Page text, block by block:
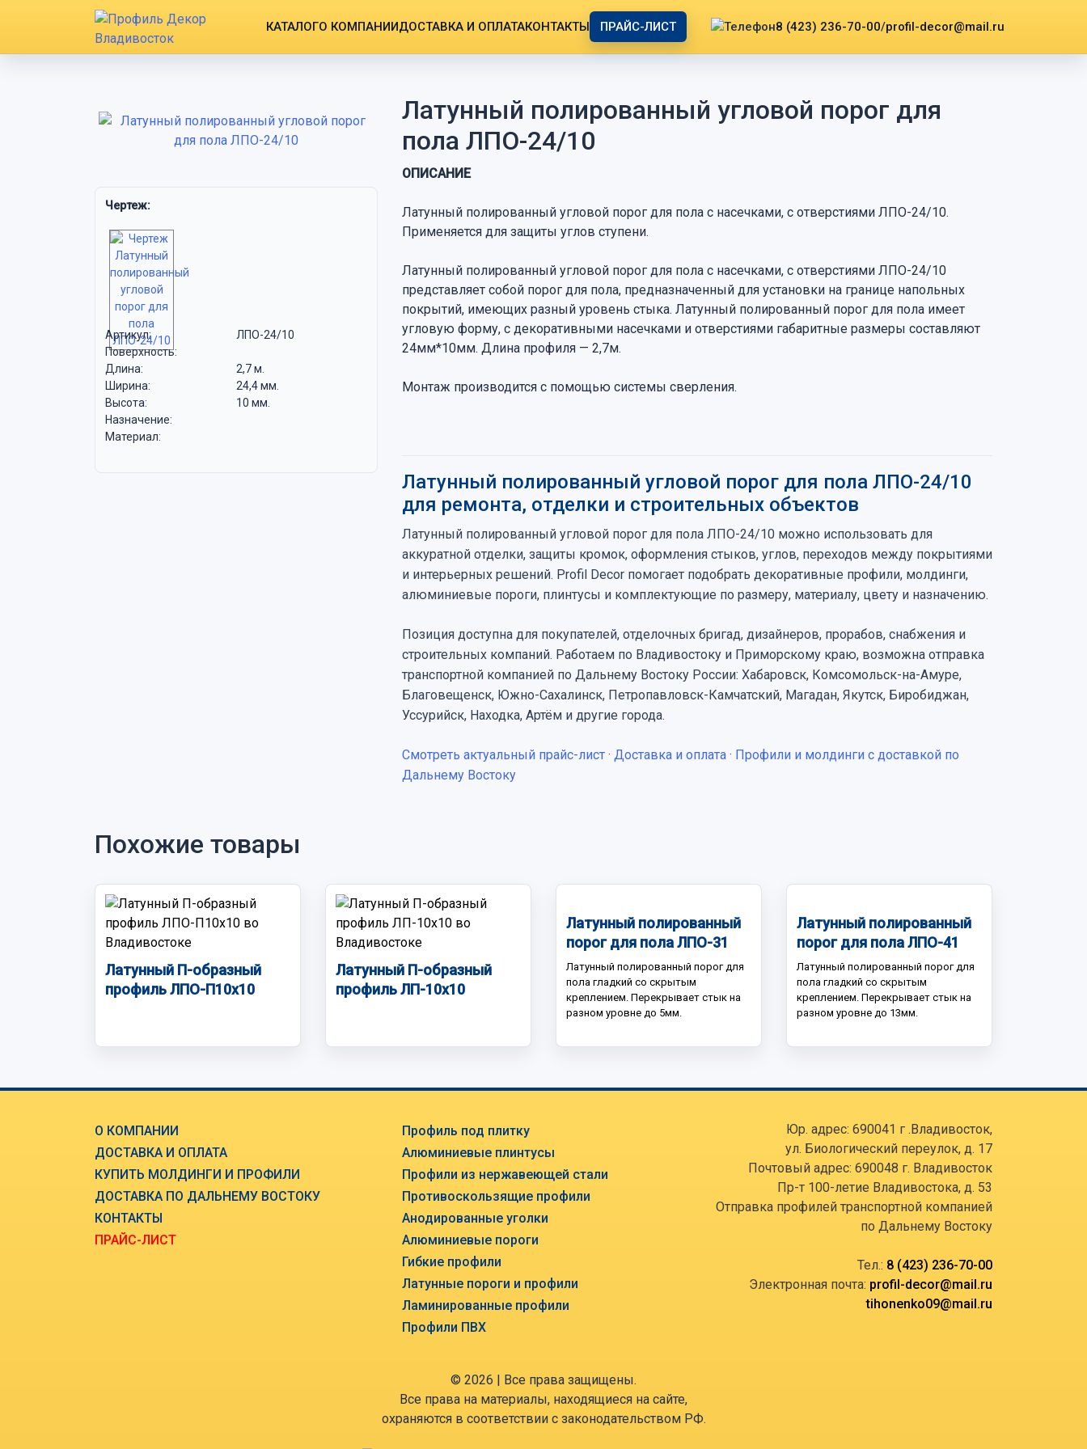
КАТАЛОГО КОМПАНИИДОСТАВКА И ОПЛАТАКОНТАКТЫ ПРАЙС-ЛИСТ 8 (423) 236-70-00/profil-decor@mail.ru
Чертеж:
Артикул:
ЛПО-24/10
Поверхность:
Длина:
2,7 м.
Ширина:
24,4 мм.
Высота:
10 мм.
Назначение:
Материал:
Латунный полированный угловой порог для
пола ЛПО-24/10
ОПИСАНИЕ
Латунный полированный угловой порог для пола с насечками, с отверстиями ЛПО-24/10.
Применяется для защиты углов ступени.
Латунный полированный угловой порог для пола с насечками, с отверстиями ЛПО-24/10
представляет собой порог для пола, предназначенный для установки на границе напольных
покрытий, имеющих разный уровень стыка. Латунный полированный порог для пола имеет
угловую форму, с декоративными насечками и отверстиями габаритные размеры составляют
24мм*10мм. Длина профиля — 2,7м.
Монтаж производится с помощью системы сверления.
Латунный полированный угловой порог для пола ЛПО-24/10
для ремонта, отделки и строительных объектов
Латунный полированный угловой порог для пола ЛПО-24/10 можно использовать для
аккуратной отделки, защиты кромок, оформления стыков, углов, переходов между покрытиями
и интерьерных решений. Profil Decor помогает подобрать декоративные профили, молдинги,
алюминиевые пороги, плинтусы и комплектующие по размеру, материалу, цвету и назначению.
Позиция доступна для покупателей, отделочных бригад, дизайнеров, прорабов, снабжения и
строительных компаний. Работаем по Владивостоку и Приморскому краю, возможна отправка
транспортной компанией по Дальнему Востоку России: Хабаровск, Комсомольск-на-Амуре,
Благовещенск, Южно-Сахалинск, Петропавловск-Камчатский, Магадан, Якутск, Биробиджан,
Уссурийск, Находка, Артём и другие города.
Смотреть актуальный прайс-лист · Доставка и оплата · Профили и молдинги с доставкой по
Дальнему Востоку
Похожие товары
Латунный П-образный
профиль ЛПО-П10х10
Латунный П-образный
профиль ЛП-10х10
Латунный полированный
порог для пола ЛПО-31
Латунный полированный порог для
пола гладкий со скрытым
креплением. Перекрывает стык на
разном уровне до 5мм.
Латунный полированный
порог для пола ЛПО-41
Латунный полированный порог для
пола гладкий со скрытым
креплением. Перекрывает стык на
разном уровне до 13мм.
О КОМПАНИИ
ДОСТАВКА И ОПЛАТА
КУПИТЬ МОЛДИНГИ И ПРОФИЛИ
ДОСТАВКА ПО ДАЛЬНЕМУ ВОСТОКУ
КОНТАКТЫ
ПРАЙС-ЛИСТ
Профиль под плитку
Алюминиевые плинтусы
Профили из нержавеющей стали
Противоскользящие профили
Анодированные уголки
Алюминиевые пороги
Гибкие профили
Латунные пороги и профили
Ламинированные профили
Профили ПВХ
Юр. адрес: 690041 г .Владивосток,
ул. Биологический переулок, д. 17
Почтовый адрес: 690048 г. Владивосток
Пр-т 100-летие Владивостока, д. 53
Отправка профилей транспортной компанией
по Дальнему Востоку
Тел.: 8 (423) 236-70-00
Электронная почта: profil-decor@mail.ru
tihonenko09@mail.ru
© 2026 | Все права защищены.
Все права на материалы, находящиеся на сайте,
охраняются в соответствии с законодательством РФ.